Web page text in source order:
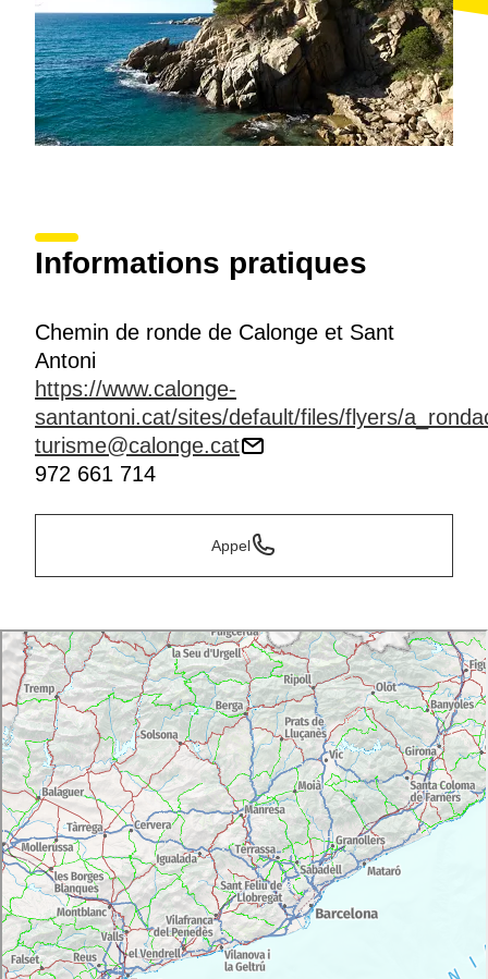
Informations pratiques
Chemin de ronde de Calonge et Sant
Antoni
https://www.calonge-
santantoni.cat/sites/default/files/flyers/
turisme@calonge.cat
972 661 714
Appel